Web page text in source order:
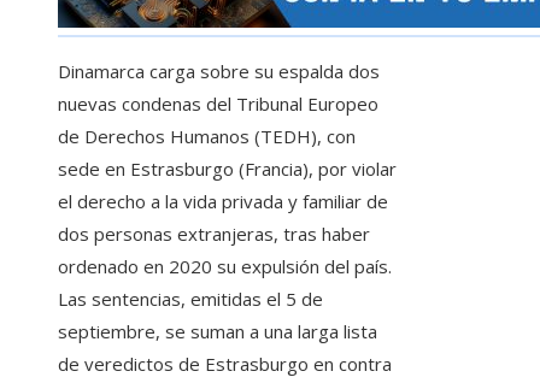
Dinamarca carga sobre su espalda dos
nuevas condenas del Tribunal Europeo
de Derechos Humanos (TEDH), con
sede en Estrasburgo (Francia), por violar
el derecho a la vida privada y familiar de
dos personas extranjeras, tras haber
ordenado en 2020 su expulsión del país.
Las sentencias, emitidas el 5 de
septiembre, se suman a una larga lista
de veredictos de Estrasburgo en contra